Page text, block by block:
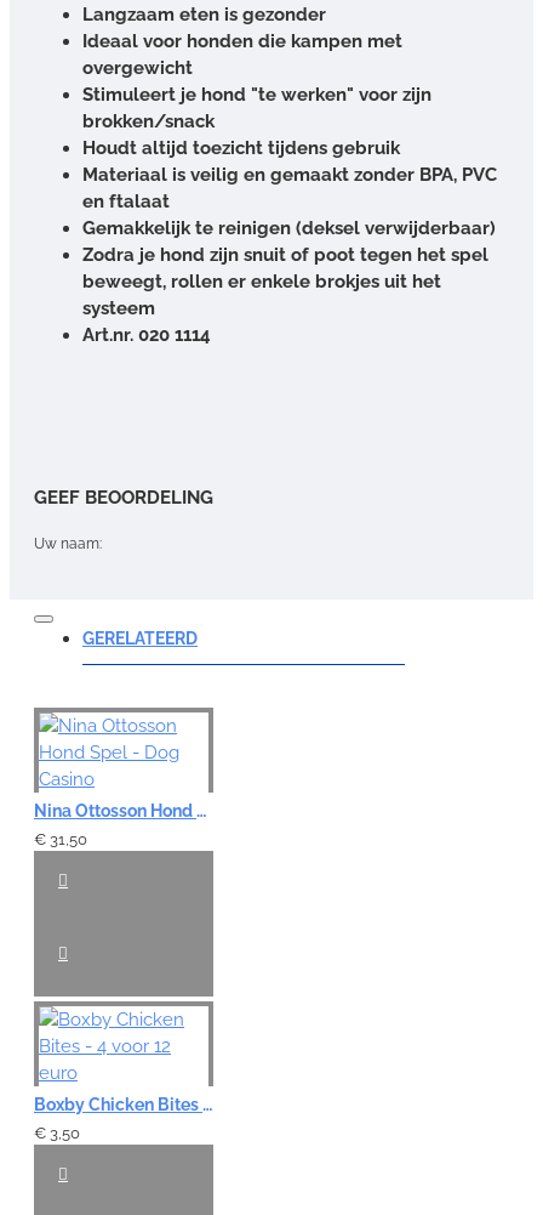
Langzaam eten is gezonder
Ideaal voor honden die kampen met
overgewicht
Stimuleert je hond "te werken" voor zijn
brokken/snack
Houdt altijd toezicht tijdens gebruik
Materiaal is veilig en gemaakt zonder BPA, PVC
en ftalaat
Gemakkelijk te reinigen (deksel verwijderbaar)
Zodra je hond zijn snuit of poot tegen het spel
beweegt, rollen er enkele brokjes uit het
systeem
Art.nr. 020 1114
GEEF BEOORDELING
Uw naam:
Opmerking:
Note:HTML-code wordt niet vertaald!
Waardering:
Slecht
GERELATEERD
Nina Ottosson Hond Spel - Dog Casino
€ 31,50
Boxby Chicken Bites - 4 voor 12 euro
€ 3,50